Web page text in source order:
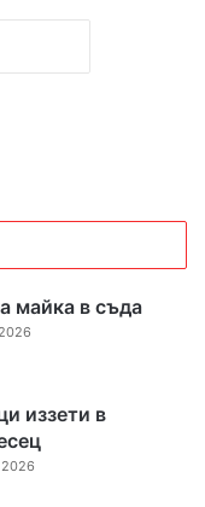
майка в съда
иззети в
2026